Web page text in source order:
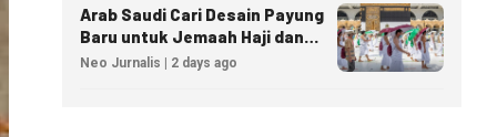
Arab Saudi Cari Desain Payung
Baru untuk Jemaah Haji dan
Umrah
Neo Jurnalis | 2 days ago